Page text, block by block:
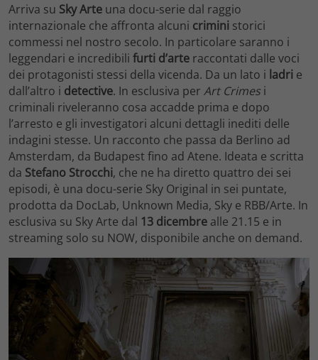
Arriva su Sky Arte una docu-serie dal raggio
internazionale che affronta alcuni crimini storici
commessi nel nostro secolo. In particolare saranno i
leggendari e incredibili furti d’arte raccontati dalle voci
dei protagonisti stessi della vicenda. Da un lato i ladri e
dall’altro i detective. In esclusiva per Art Crimes i
criminali riveleranno cosa accadde prima e dopo
l’arresto e gli investigatori alcuni dettagli inediti delle
indagini stesse. Un racconto che passa da Berlino ad
Amsterdam, da Budapest fino ad Atene. Ideata e scritta
da Stefano Strocchi, che ne ha diretto quattro dei sei
episodi, è una docu-serie Sky Original in sei puntate,
prodotta da DocLab, Unknown Media, Sky e RBB/Arte. In
esclusiva su Sky Arte dal 13 dicembre alle 21.15 e in
streaming solo su NOW, disponibile anche on demand.